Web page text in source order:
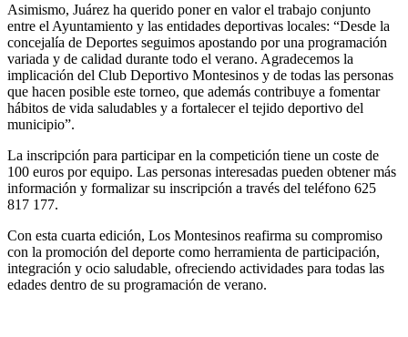
Asimismo, Juárez ha querido poner en valor el trabajo conjunto
entre el Ayuntamiento y las entidades deportivas locales: “Desde la
concejalía de Deportes seguimos apostando por una programación
variada y de calidad durante todo el verano. Agradecemos la
implicación del Club Deportivo Montesinos y de todas las personas
que hacen posible este torneo, que además contribuye a fomentar
hábitos de vida saludables y a fortalecer el tejido deportivo del
municipio”.
La inscripción para participar en la competición tiene un coste de
100 euros por equipo. Las personas interesadas pueden obtener más
información y formalizar su inscripción a través del teléfono 625
817 177.
Con esta cuarta edición, Los Montesinos reafirma su compromiso
con la promoción del deporte como herramienta de participación,
integración y ocio saludable, ofreciendo actividades para todas las
edades dentro de su programación de verano.